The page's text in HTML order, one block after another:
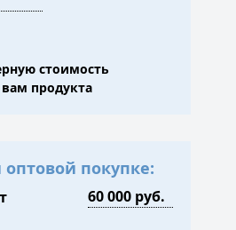
стоимость
продукта
покупке: